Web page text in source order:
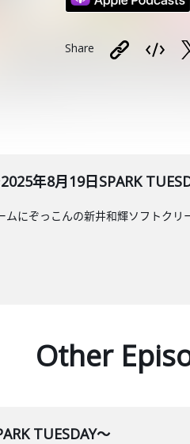
Share
年8月19日SPARK
にぞっこんの新井和輝ソフトク
Other
TUESDAY～